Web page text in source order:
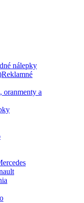
nálepky
Reklamné
oranmenty a